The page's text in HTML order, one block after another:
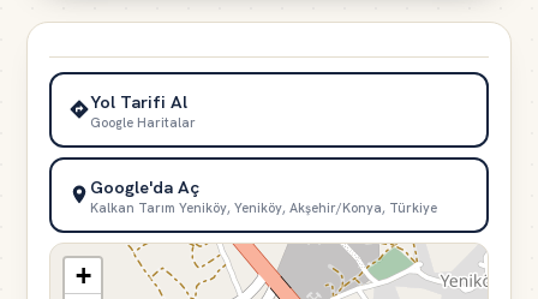
Yol Tarifi Al
Google Haritalar
Google'da Aç
Kalkan Tarım Yeniköy, Yeniköy, Akşehir/Konya, Türkiye
+